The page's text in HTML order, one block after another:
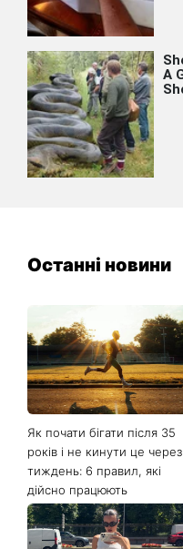
Останні новини
Як почати бігати після 35
років і не кинути це через
тиждень: 6 правил, які
дійсно працюють